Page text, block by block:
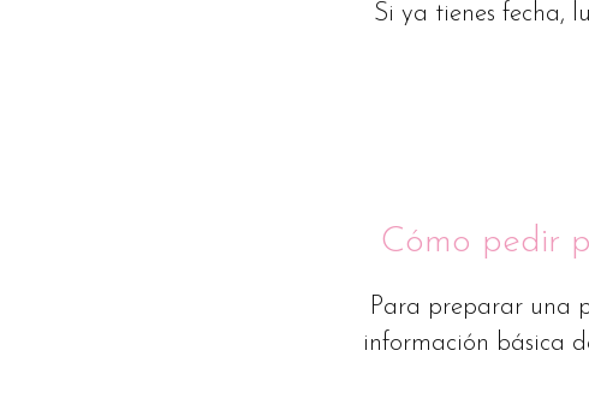
Si ya tienes fecha,
Cómo pedir
Para preparar una
información básica